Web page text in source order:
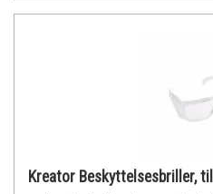
Kreator Beskyttelsesbriller,